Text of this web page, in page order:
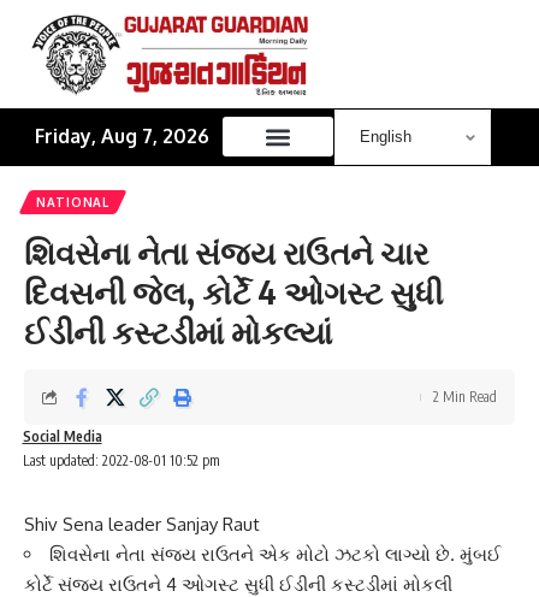
Friday, Aug 7, 2026
NATIONAL
શિવસેના નેતા સંજય રાઉતને ચાર
દિવસની જેલ, કોર્ટે 4 ઓગસ્ટ સુધી
ઈડીની કસ્ટડીમાં મોકલ્યાં
Last updated: 2022-08-01 10:52 pm
Social Media
2 Min Read
Shiv Sena leader Sanjay Raut
શિવસેના નેતા સંજય રાઉતને એક મોટો ઝટકો લાગ્યો છે. મુંબઈ
કોર્ટે સંજય રાઉતને 4 ઓગસ્ટ સુધી ઈડીની કસ્ટડીમાં મોકલી